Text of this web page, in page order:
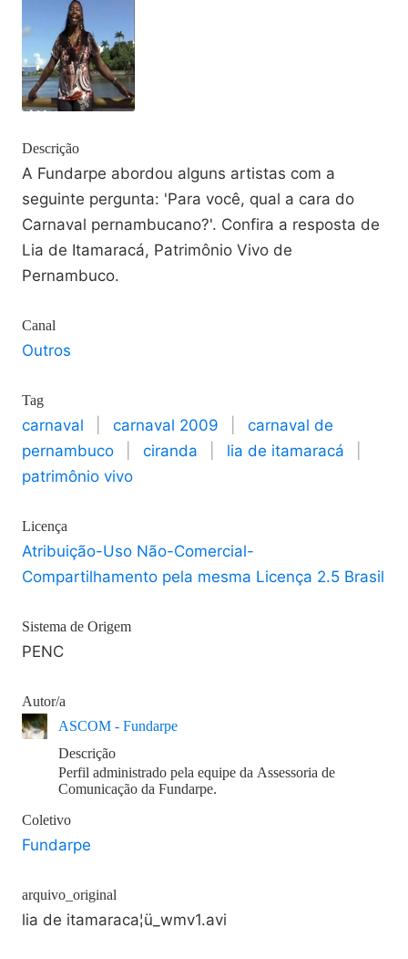
Descrição
A Fundarpe abordou alguns artistas com a
seguinte pergunta: 'Para você, qual a cara do
Carnaval pernambucano?'. Confira a resposta de
Lia de Itamaracá, Patrimônio Vivo de
Pernambuco.
Canal
Outros
Tag
carnaval carnaval 2009
carnaval de
pernambuco
ciranda lia de itamaracá
patrimônio vivo
Licença
Atribuição-Uso Não-Comercial-
Compartilhamento pela mesma Licença 2.5 Brasil
Sistema de Origem
PENC
Autor/a
ASCOM - Fundarpe
Descrição
Perfil administrado pela equipe da Assessoria de
Comunicação da Fundarpe.
Coletivo
Fundarpe
arquivo_original
lia de itamaraca¦ü_wmv1.avi